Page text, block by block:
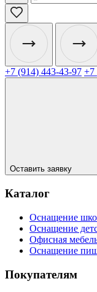
+7 (914) 443-43-97 +7
Оставить заявку
Каталог
Оснащение
Оснащение
Офисная
Оснащение
Покупателям